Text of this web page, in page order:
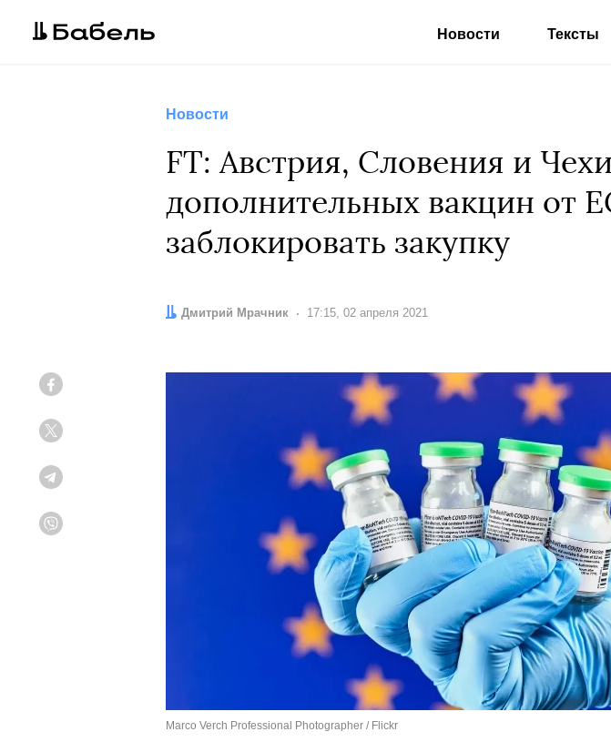
Новости Тексты
Новости
FT: Австрия, Словения и
дополнительных вакцин от
заблокировать закупку
Автор:
Дмитрий Мрачник Дата:
17:15, 02 апреля 2021
Marco Verch Professional Photographer / Flickr